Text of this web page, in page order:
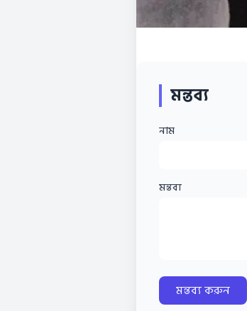
মন্তব্য
নাম
মন্তব্য
মন্তব্য করুন